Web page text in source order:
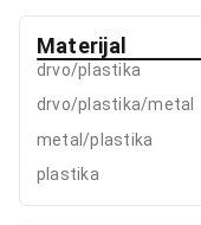
Materijal
drvo/plastika
drvo/plastika/metal
metal/plastika
plastika